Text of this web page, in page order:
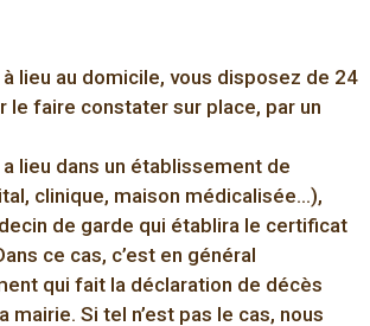
lieu au domicile, vous disposez de 24
le faire constater sur place, par un
lieu dans un établissement de
clinique, maison médicalisée…),
de garde qui établira le certificat
ce cas, c’est en général
qui fait la déclaration de décès
mairie. Si tel n’est pas le cas, nous